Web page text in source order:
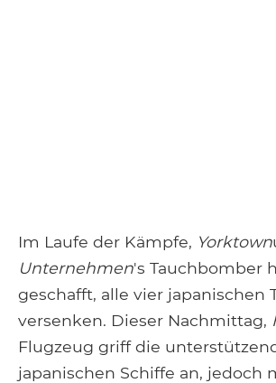
Im Laufe der Kämpfe, Yorktown
Unternehmen's Tauchbomber
geschafft, alle vier japanischen
versenken. Dieser Nachmittag,
Flugzeug griff die
japanischen Schiffe an, jedoch